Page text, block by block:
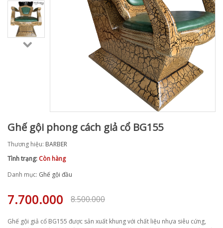
Ghế gội phong cách giả cổ BG155
Thương hiệu: BARBER
Tình trạng: Còn hàng
Danh mục: Ghế gội đầu
8.500.000
7.700.000
Ghế gội giả cổ BG155 được sản xuất khung với chất liệu nhựa siêu cứng,